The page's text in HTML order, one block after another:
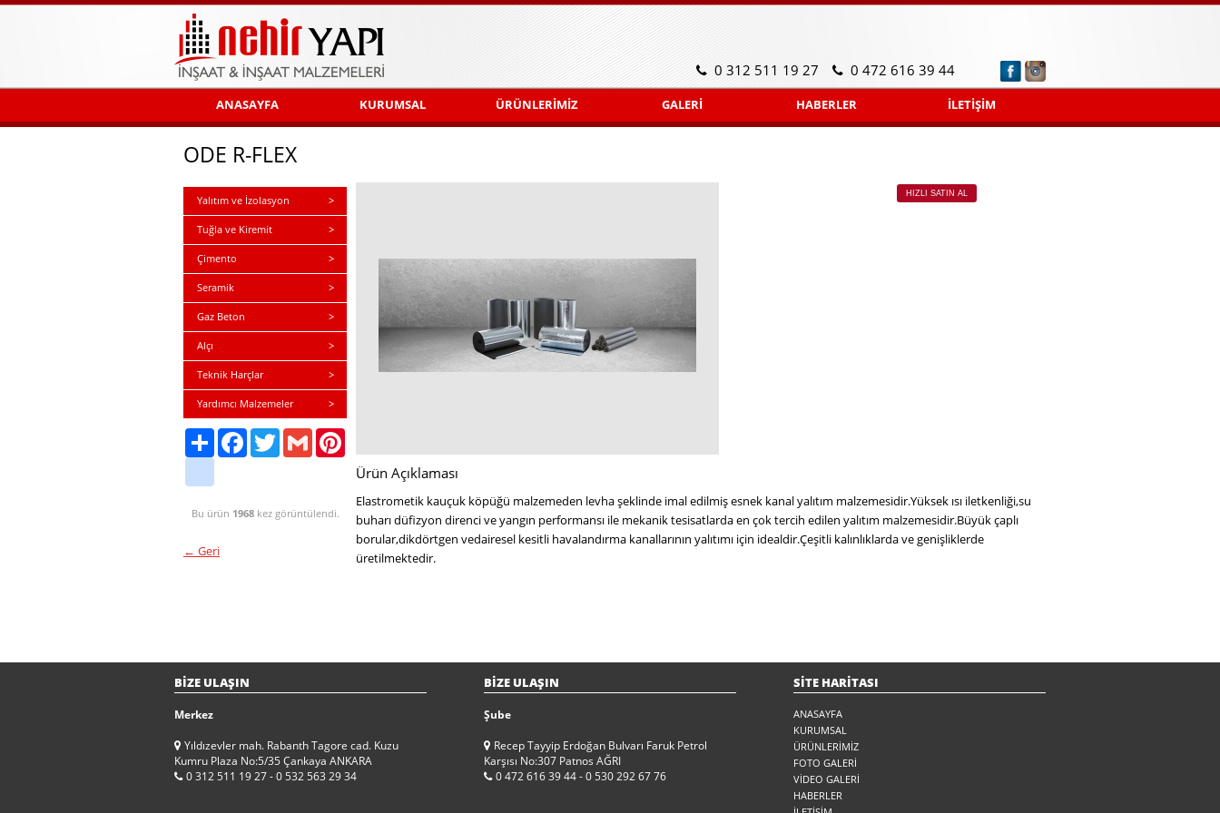
0 312 511 19 27 0 472 616 39 44
ANASAYFA KURUMSAL ÜRÜNLERİMİZ GALERİ HABERLER İLETİŞİM
ODE R-FLEX
Yalıtım ve İzolasyon >
Tuğla ve Kiremit >
Çimento >
Seramik >
Gaz Beton >
Alçı >
Teknik Harçlar >
Yardımcı Malzemeler >
Share FacebookTwitterGmail
Bu ürün 1968kez görüntülendi.
← Geri
HIZLI SATIN AL
Ürün Açıklaması
Elastrometik kauçuk köpüğü malzemeden levha şeklinde imal edilmiş esnek kanal yalıtım malzemesidir.Yüksek ısı iletkenliği,su
buharı düfizyon direnci ve yangın performansı ile mekanik tesisatlarda en çok tercih edilen yalıtım malzemesidir.Büyük çaplı
borular,dikdörtgen vedairesel kesitli havalandırma kanallarının yalıtımı için idealdir.Çeşitli kalınlıklarda ve genişliklerde
üretilmektedir.
BİZE ULAŞIN
Merkez
Yıldızevler mah. Rabanth Tagore cad. Kuzu
Kumru Plaza No:5/35 Çankaya ANKARA
0 312 511 19 27 - 0 532 563 29 34
BİZE ULAŞIN
Şube
Recep Tayyip Erdoğan Bulvarı Faruk Petrol
Karşısı No:307 Patnos AĞRI
0 472 616 39 44 - 0 530 292 67 76
SİTE HARİTASI
ANASAYFA
KURUMSAL
ÜRÜNLERİMİZ
FOTO GALERİ
VİDEO GALERİ
HABERLER